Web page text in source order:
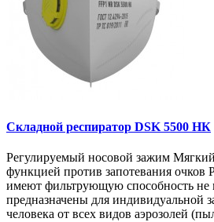
Складной респиратор DSK 5500 НК
Регулируемый носовой зажим
функцией против запотевания очков
имеют фильтрующую способность не
предназначены для индивидуальной
человека от всех видов аэрозолей